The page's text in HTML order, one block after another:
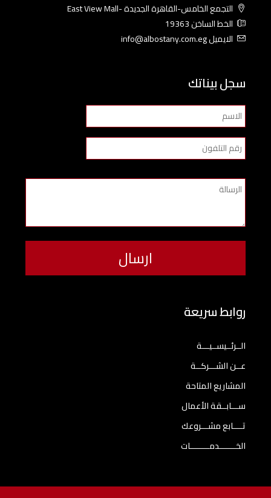
التجمع الخامس-القاهرة الجديدة -East View Mall
الخط الساخن 19363
الايميل info@albostany.com.eg
سجل بيناتك
روابط سريعة
الــرئــيســيـــة
عــن الشـــركــة
المشاريع المتاحة
ســـابــقة الأعمال
تــــابع مشـــروعك
الخـــــــدمــــــــات